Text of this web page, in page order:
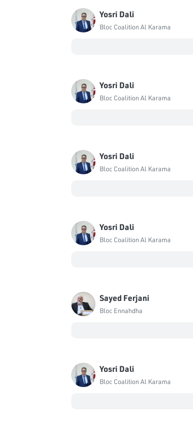
Yosri Dali
Bloc Coalition Al Karama
Yosri Dali
Bloc Coalition Al Karama
Yosri Dali
Bloc Coalition Al Karama
Yosri Dali
Bloc Coalition Al Karama
Sayed Ferjani
Bloc Ennahdha
Yosri Dali
Bloc Coalition Al Karama